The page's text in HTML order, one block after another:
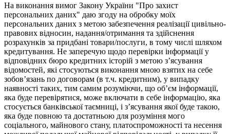
На виконання вимог Закону України "Про захист
персональних даних" даю згоду на обробку моїх
персональних даних з метою забезпечення реалізації цивільно-
правових відносин, надання/отримання та здійснення
розрахунків за придбані товари/послуги, в тому числі шляхом
кредитування. Не заперечую щодо перевірки інформації у
відповідних бюро кредитних історій з метою з’ясування
відомостей, які стосуються виконання мною взятих на себе
зобов’язань по договорам (в т.ч. кредитним), у випадку
наявності таких, тим самим розуміючи, що об’єм інформації,
яка буде перевірятися, може включати в себе інформацію, яка
стосується банківської таємниці, і з’ясування якої буде такою,
яка буде повною та достатньою для розуміння мого
соціального, майнового стану, платоспроможності та несення